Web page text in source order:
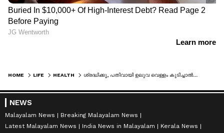
HOME LIFE HEALTH ശ്രദ്ധിക്കൂ, പതിവായി ഉലുവ വെള്ളം കുടിച്ചാൽ...
NEWS
Malayalam News
Breaking Malayalam News
Latest Malayalam News
India News in Malayalam
Kerala News